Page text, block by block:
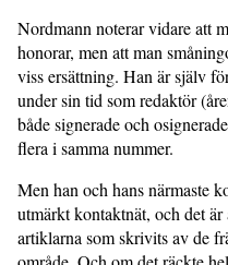
Nordmann noterar vidare att
honorar, men att man
viss ersättning. Han är själv
under sin tid som redaktör
både signerade och
flera i samma nummer.
Men han och hans närmaste
utmärkt kontaktnät, och det
artiklarna som skrivits av de